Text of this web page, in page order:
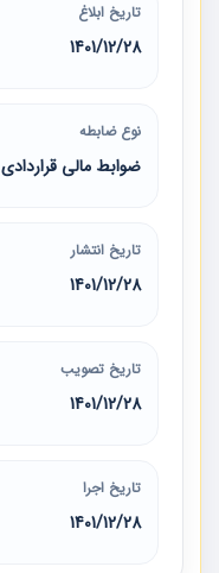
تاریخ ابلاغ
1401/12/28
نوع ضابطه
ضوابط مالی قراردادی
تاریخ انتشار
1401/12/28
تاریخ تصویب
1401/12/28
تاریخ اجرا
1401/12/28